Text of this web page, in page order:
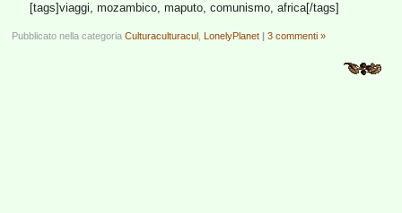
[tags]viaggi, mozambico, maputo, comunismo, africa[/tags]
Pubblicato nella categoria Culturaculturacul LonelyPlanet | 3 commenti »